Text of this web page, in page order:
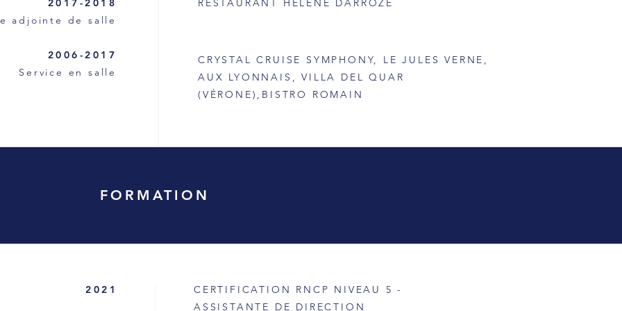
2017-2018
adjointe de salle
RESTAURANT HÉLÈNE DARROZE
2006-2017
Service en salle
CRYSTAL CRUISE SYMPHONY, LE JULES VERNE,
AUX LYONNAIS, VILLA DEL QUAR
(VÉRONE),BISTRO ROMAIN
FORMATION
2021
CERTIFICATION RNCP NIVEAU 5 -
ASSISTANTE DE DIRECTION